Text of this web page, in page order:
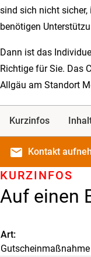
sind sich nicht sicher,
benötigen
Dann ist das
Richtige für Sie. Das
Allgäu am Standort
Kurzinfos
email Kontakt
Auf einen
KURZINFOS
Art
Gutscheinmaßnahme